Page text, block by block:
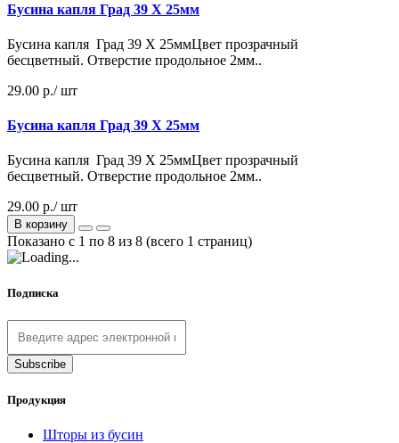
Бусина капля Град 39 Х 25мм
Бусина капля Град 39 Х 25ммЦвет прозрачный
бесцветный. Отверстие продольное 2мм..
29.00 р./ шт
Бусина капля Град 39 Х 25мм
Бусина капля Град 39 Х 25ммЦвет прозрачный
бесцветный. Отверстие продольное 2мм..
29.00 р./ шт
В корзину
Показано с 1 по 8 из 8 (всего 1 страниц)
Подписка
Продукция
Шторы из бусин